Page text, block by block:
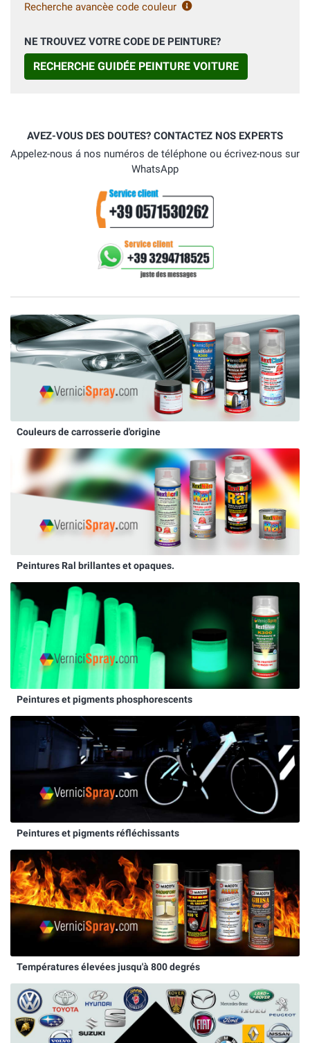
Recherche avancèe code couleur
NE TROUVEZ VOTRE CODE DE PEINTURE?
RECHERCHE GUIDÉE PEINTURE VOITURE
AVEZ-VOUS DES DOUTES? CONTACTEZ NOS EXPERTS
Appelez-nous á nos numéros de téléphone ou écrivez-nous sur
WhatsApp
Couleurs de carrosserie d'origine
Peintures Ral brillantes et opaques.
Peintures et pigments phosphorescents
Peintures et pigments réfléchissants
Températures élevées jusqu'à 800 degrés